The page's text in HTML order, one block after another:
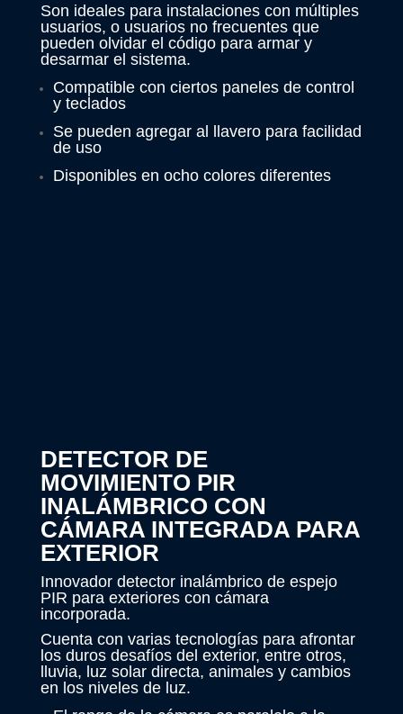
Son ideales para instalaciones con múltiples
usuarios, o usuarios no frecuentes que
pueden olvidar el código para armar y
desarmar el sistema.
Compatible con ciertos paneles de control
y teclados
Se pueden agregar al llavero para facilidad
de uso
Disponibles en ocho colores diferentes
DETECTOR DE
MOVIMIENTO PIR
INALÁMBRICO CON
CÁMARA INTEGRADA PARA
EXTERIOR
Innovador detector inalámbrico de espejo
PIR para exteriores con cámara
incorporada.
Cuenta con varias tecnologías para afrontar
los duros desafíos del exterior, entre otros,
lluvia, luz solar directa, animales y cambios
en los niveles de luz.